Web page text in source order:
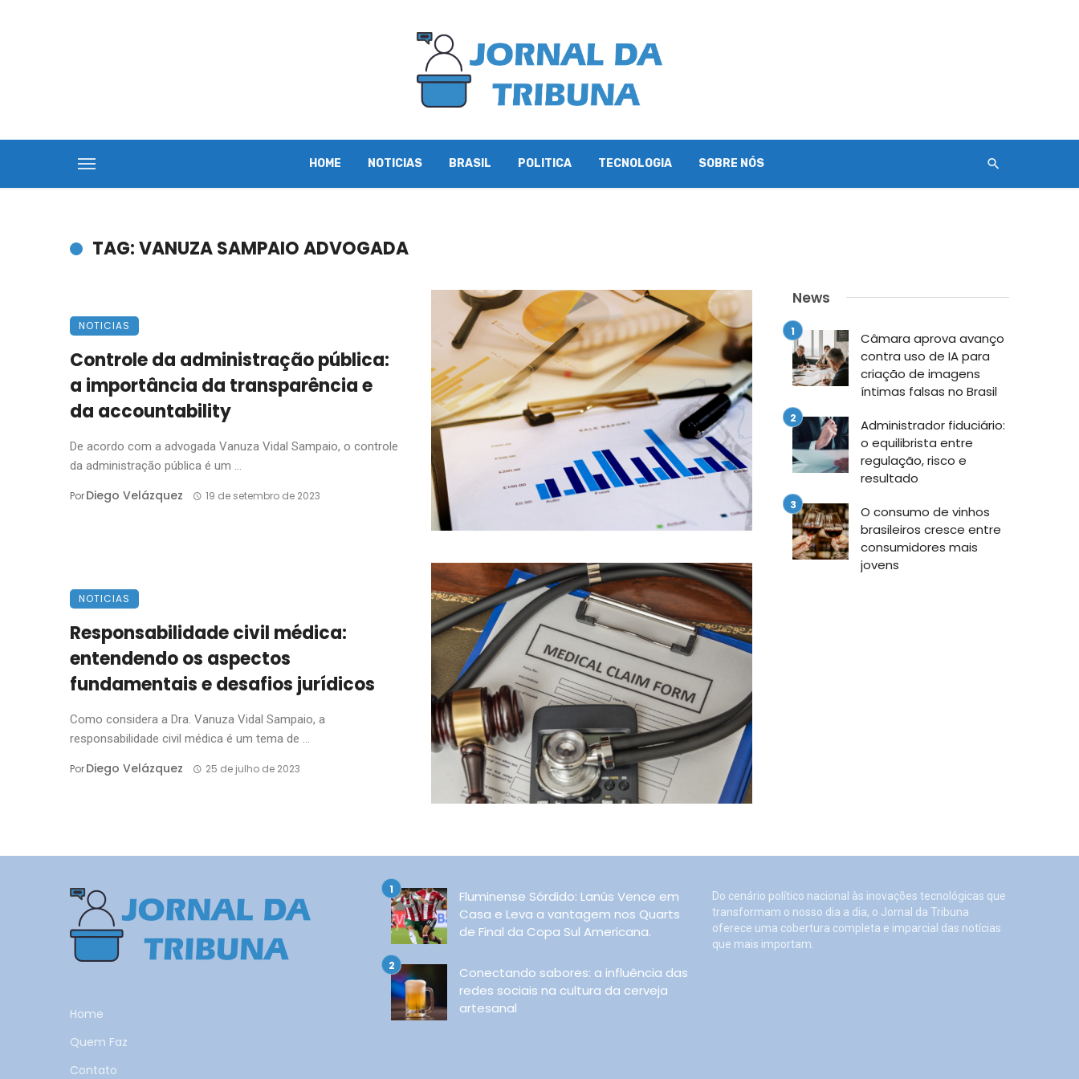
HOME NOTICIAS BRASIL POLITICA TECNOLOGIA SOBRE NÓS
TAG: VANUZA SAMPAIO ADVOGADA
NOTICIAS
Controle da administração pública:
a importância da transparência e
da accountability
De acordo com a advogada Vanuza Vidal Sampaio, o controle
da administração pública é um ...
PorDiego Velázquez 19 de setembro de 2023
NOTICIAS
Responsabilidade civil médica:
entendendo os aspectos
fundamentais e desafios jurídicos
Como considera a Dra. Vanuza Vidal Sampaio, a
responsabilidade civil médica é um tema de ...
PorDiego Velázquez 25 de julho de 2023
News
Câmara aprova avanço
contra uso de IA para
criação de imagens
íntimas falsas no Brasil
Administrador fiduciário:
o equilibrista entre
regulação, risco e
resultado
O consumo de vinhos
brasileiros cresce entre
consumidores mais
jovens
Home
Quem Faz
Contato
Fluminense Sórdido: Lanús Vence em
Casa e Leva a vantagem nos Quarts
de Final da Copa Sul Americana.
Conectando sabores: a influência das
redes sociais na cultura da cerveja
artesanal
Do cenário político nacional às inovações tecnológicas que
transformam o nosso dia a dia, o Jornal da Tribuna
oferece uma cobertura completa e imparcial das notícias
que mais importam.